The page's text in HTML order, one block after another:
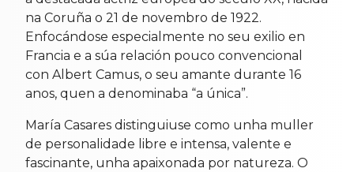
na Coruña o 21 de novembro de 1922.
Enfocándose especialmente no seu exilio en
Francia e a súa relación pouco convencional
con Albert Camus, o seu amante durante 16
anos, quen a denominaba “a única”.
María Casares distinguiuse como unha muller
de personalidade libre e intensa, valente e
fascinante, unha apaixonada por natureza. O